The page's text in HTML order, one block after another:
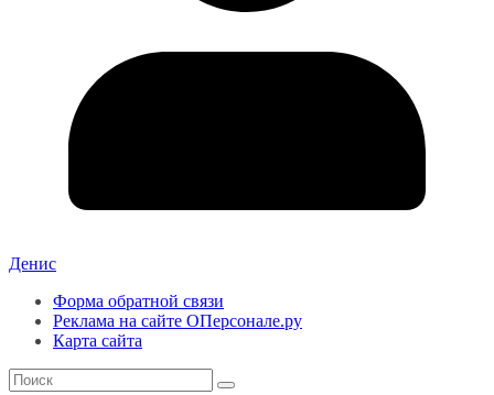
Денис
Форма обратной связи
Реклама на сайте ОПерсонале.ру
Карта сайта